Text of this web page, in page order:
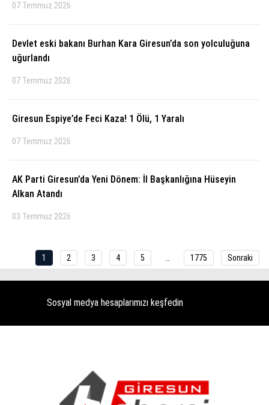
07 Temmuz 2026
Devlet eski bakanı Burhan Kara Giresun’da son yolculuğuna
uğurlandı
07 Temmuz 2026
Giresun Espiye’de Feci Kaza! 1 Ölü, 1 Yaralı
07 Temmuz 2026
AK Parti Giresun’da Yeni Dönem: İl Başkanlığına Hüseyin
Alkan Atandı
03 Temmuz 2026
1 2 3 4 5 1775 Sonraki
Sosyal medya hesaplarımızı keşfedin